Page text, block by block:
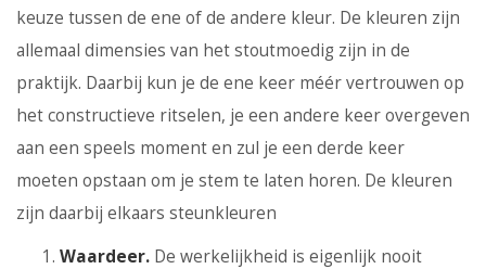
keuze tussen de ene of de andere kleur. De kleuren zijn
allemaal dimensies van het stoutmoedig zijn in de
praktijk. Daarbij kun je de ene keer méér vertrouwen op
het constructieve ritselen, je een andere keer overgeven
aan een speels moment en zul je een derde keer
moeten opstaan om je stem te laten horen. De kleuren
zijn daarbij elkaars steunkleuren
Waardeer. De werkelijkheid is eigenlijk nooit